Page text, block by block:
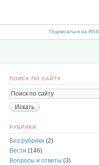
Подписаться на RSS
ПОИСК ПО САЙТУ
РУБРИКИ
Без рубрики (2)
Вести (146)
Вопросы и ответы (3)